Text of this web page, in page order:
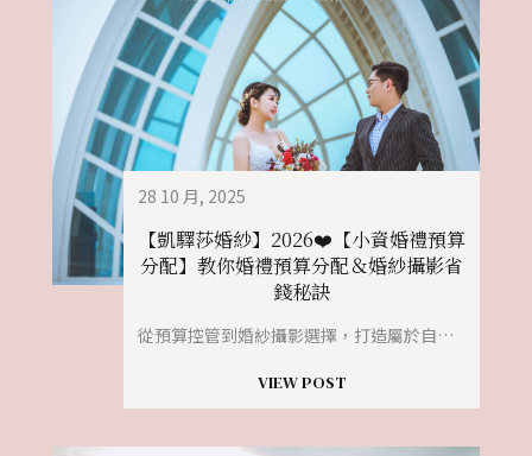
28 10 月, 2025
【凱驛莎婚紗】2026❤️【小資婚禮預算
分配】教你婚禮預算分配＆婚紗攝影省
錢秘訣
從預算控管到婚紗攝影選擇，打造屬於自己的高質感婚禮！
VIEW POST